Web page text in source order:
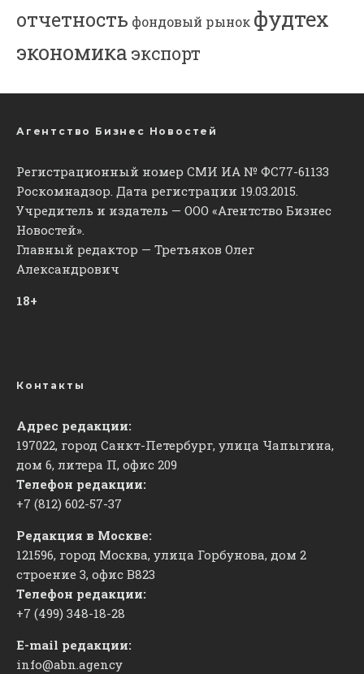
отчетность фондовый рынок фудтех
экономика экспорт
Агентство Бизнес Новостей
Регистрационный номер СМИ ИА № ФС77-61133
Роскомнадзор. Дата регистрации 19.03.2015.
Учредитель и издатель — ООО «Агентство Бизнес
Новостей».
Главный редактор — Третьяков Олег
Александрович
18+
Контакты
Адрес редакции:
197022, город Санкт-Петербург, улица Чапыгина,
дом 6, литера П, офис 209
Телефон редакции:
+7 (812) 602-57-37
Редакция в Москве:
121596, город Москва, улица Горбунова, дом 2
строение 3, офис ​В823
Телефон редакции:
+7 (499) 348-18-28
E-mail редакции:
info@abn.agency